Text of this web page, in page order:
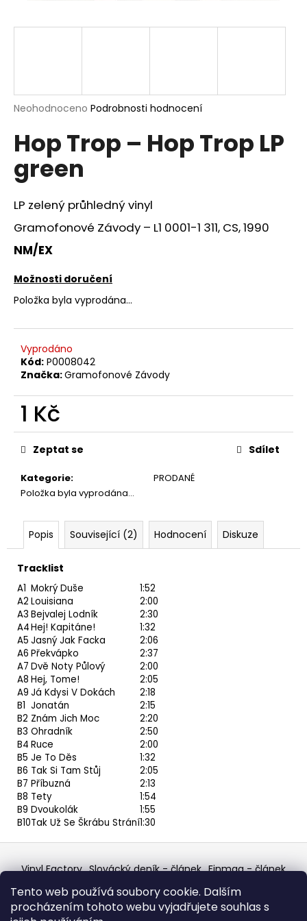
Tento web používá soubory cookie. Dalším
procházením tohoto webu vyjadřujete souhlas s
Průměrné
produktu
je
z
5
hvězdiček.
Neohodnoceno Podrobnosti hodnocení
Hop Trop – Hop Trop LP
green
LP zelený průhledný vinyl
Gramofonové Závody – L1 0001-1 311, CS, 1990
NM/EX
Možnosti doručení
Položka byla vyprodána…
Vyprodáno
Kód: P0008042
Značka:Gramofonové Závody
1 Kč
Měrná
cena:
Kategorie:
PRODANÉ
Položka byla vyprodána…
Zeptat se Sdílet
Popis Související (2) Hodnocení Diskuze
Tracklist
A1 Mokrý Duše
1:52
A2 Louisiana
2:00
A3 Bejvalej Lodník
2:30
A4Hej! Kapitáne!
1:32
A5 Jasný Jak Facka
2:06
A6 Překvápko
2:37
A7 Dvě Noty Půlový
2:00
A8 Hej, Tome!
2:05
A9 Já Kdysi V Dokách
2:18
B1 Jonatán
2:15
B2 Znám Jich Moc
2:20
B3 Ohradník
2:50
B4 Ruce
2:00
B5 Je To Děs
1:32
B6 Tak Si Tam Stůj
2:05
B7 Příbuzná
2:13
B8 Tety
1:54
B9 Dvoukolák
1:55
B10Tak Už Se Škrábu Strání1:30
j
?
o
p
r
u
č
u
e
m
e
MARTIN
KRATOCHVÍL
&
Q
HODOKVAS
LP
390
Kč
Z
á Vinyl Factory Slovácký deník - článek Finmag - článek
Discogs Profile Facebook výběr z hroznů
Top prodejce mincí Aukro